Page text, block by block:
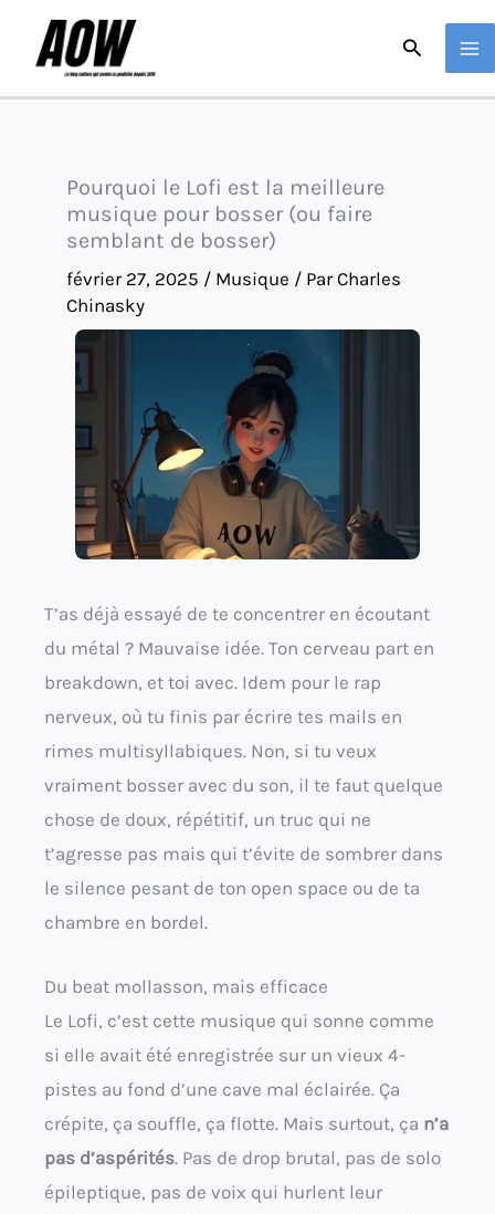
Pourquoi le Lofi est la meilleure
musique pour bosser (ou faire
semblant de bosser)
février 27, 2025 / Musique / ParCharles
Chinasky
T’as déjà essayé de te concentrer en écoutant
du métal ? Mauvaise idée. Ton cerveau part en
breakdown, et toi avec. Idem pour le rap
nerveux, où tu finis par écrire tes mails en
rimes multisyllabiques. Non, si tu veux
vraiment bosser avec du son, il te faut quelque
chose de doux, répétitif, un truc qui ne
t’agresse pas mais qui t’évite de sombrer dans
le silence pesant de ton open space ou de ta
chambre en bordel.
Du beat mollasson, mais efficace
Le Lofi, c’est cette musique qui sonne comme
si elle avait été enregistrée sur un vieux 4-
pistes au fond d’une cave mal éclairée. Ça
crépite, ça souffle, ça flotte. Mais surtout, ça n’a
pas d’aspérités. Pas de drop brutal, pas de solo
épileptique, pas de voix qui hurlent leur